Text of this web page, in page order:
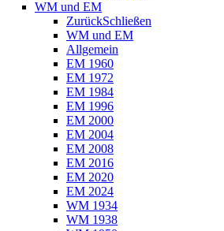
WM und EM
ZurückSchließen
WM und EM
Allgemein
EM 1960
EM 1972
EM 1984
EM 1996
EM 2000
EM 2004
EM 2008
EM 2016
EM 2020
EM 2024
WM 1934
WM 1938